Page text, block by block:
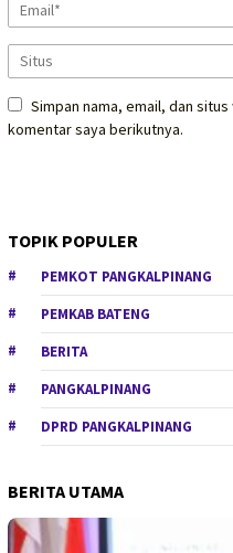
Simpan nama, email, dan
komentar saya berikutnya.
TOPIK POPULER
PEMKOT PANGKALPINANG
PEMKAB BATENG
BERITA
PANGKALPINANG
DPRD PANGKALPINANG
BERITA UTAMA